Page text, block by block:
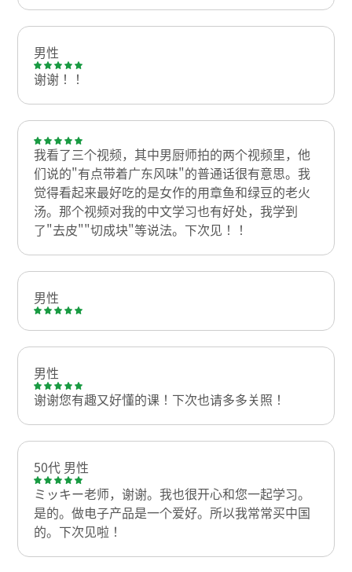
男性
谢谢！！
我看了三个视频，其中男厨师拍的两个视频里，他
们说的"有点带着广东风味"的普通话很有意思。我
觉得看起来最好吃的是女作的用章鱼和绿豆的老火
汤。那个视频对我的中文学习也有好处，我学到
了"去皮""切成块"等说法。下次见！！
男性
男性
谢谢您有趣又好懂的课！下次也请多多关照！
50代 男性
ミッキー老师，谢谢。我也很开心和您一起学习。
是的。做电子产品是一个爱好。所以我常常买中国
的。下次见啦！